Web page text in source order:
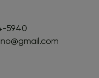
5940